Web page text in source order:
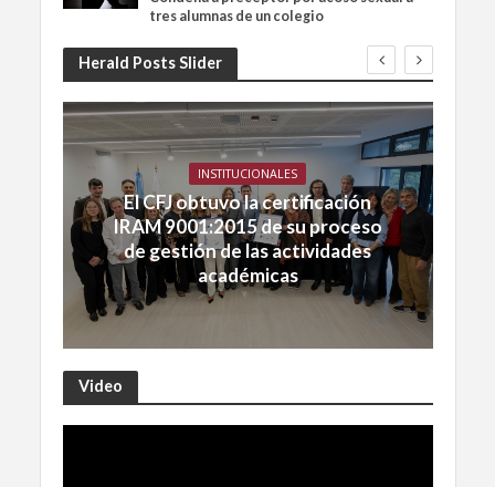
tres alumnas de un colegio
Herald Posts Slider
INSTITUCIONALES
El CFJ obtuvo la certificación
IRAM 9001:2015 de su proceso
de gestión de las actividades
académicas
Video